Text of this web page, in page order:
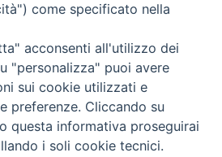
come specificato nella
acconsenti all'utilizzo dei
"personalizza" puoi avere
sui cookie utilizzati e
preferenze. Cliccando su
questa informativa proseguirai
i soli cookie tecnici.